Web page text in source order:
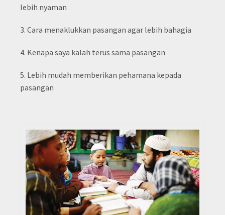
lebih nyaman
3. Cara menaklukkan pasangan agar lebih bahagia
4. Kenapa saya kalah terus sama pasangan
5. Lebih mudah memberikan pehamana kepada
pasangan